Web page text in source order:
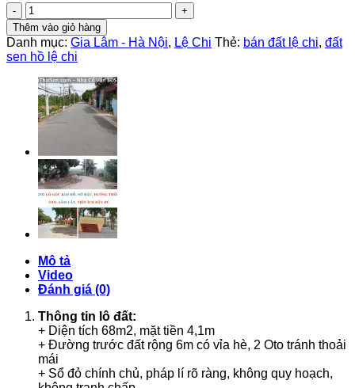
68m2
đất
trục
chính
Sen
Hồ,
đường
thông
Oto
đối
diện
trường
lượng
Thêm vào giỏ hàng
Danh mục: Gia Lâm - Hà Nội, Lệ Chi Thẻ: bán đất lệ chi, đất
sen hồ lệ chi
Mô tả
Video
Đánh giá (0)
Thông tin lô đất:
+ Diện tích 68m2, mặt tiền 4,1m
+ Đường trước đất rộng 6m có vỉa hè, 2 Oto tránh thoải
mái
+ Sổ đỏ chính chủ, pháp lí rõ ràng, không quy hoạch,